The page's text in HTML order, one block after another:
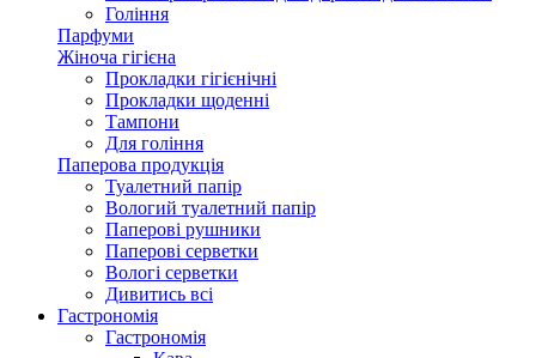
Гоління
Парфуми
Жіноча гігієна
Прокладки гігієнічні
Прокладки щоденні
Тампони
Для гоління
Паперова продукція
Туалетний папір
Вологий туалетний папір
Паперові рушники
Паперові серветки
Вологі серветки
Дивитись всі
Гастрономія
Гастрономія